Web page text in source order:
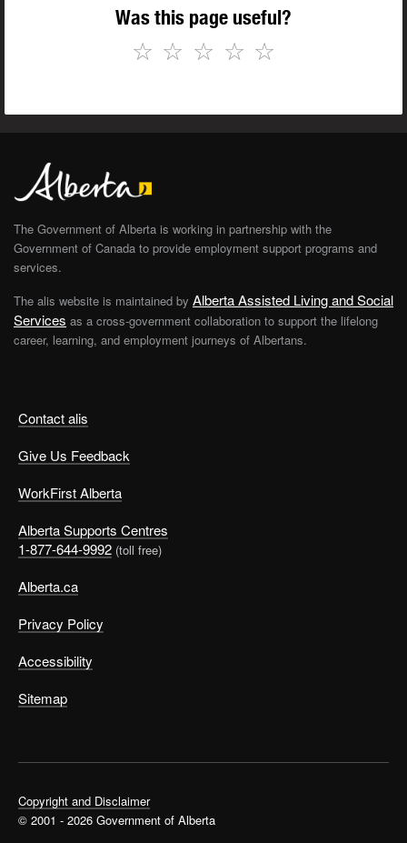
Was this page useful?
☆
☆
☆
☆
☆
Contact alis
Give Us Feedback
WorkFirst Alberta
Alberta Supports Centres
1-877-644-9992 (toll free)
Alberta.ca
Privacy Policy
Accessibility
Sitemap
The Government of Alberta is working in partnership with the
Government of Canada to provide employment support programs and
services.
The alis website is maintained by Alberta Assisted Living and Social
Services as a cross-government collaboration to support the lifelong
career, learning, and employment journeys of Albertans.
Copyright and Disclaimer
© 2001 - 2026 Government of Alberta